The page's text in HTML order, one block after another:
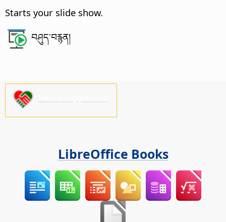
Starts your slide show.
བཤུད་བརྙན།
LibreOffice Books